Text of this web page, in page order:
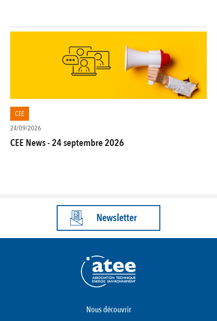
CEE
24/09/2026
CEE News - 24 septembre 2026
Newsletter
Nous découvrir